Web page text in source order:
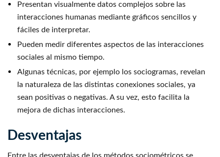
Presentan visualmente datos complejos sobre las
interacciones humanas mediante gráficos sencillos y
fáciles de interpretar.
Pueden medir diferentes aspectos de las interacciones
sociales al mismo tiempo.
Algunas técnicas, por ejemplo los sociogramas, revelan
la naturaleza de las distintas conexiones sociales, ya
sean positivas o negativas. A su vez, esto facilita la
mejora de dichas interacciones.
Desventajas